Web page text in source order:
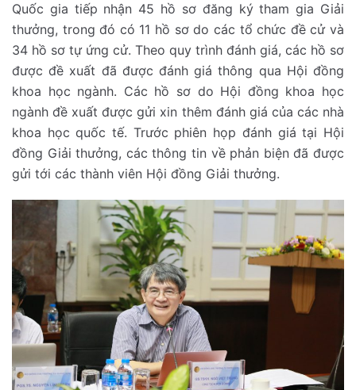
Quốc gia tiếp nhận 45 hồ sơ đăng ký tham gia Giải
thưởng, trong đó có 11 hồ sơ do các tổ chức đề cử và
34 hồ sơ tự ứng cử. Theo quy trình đánh giá, các hồ sơ
được đề xuất đã được đánh giá thông qua Hội đồng
khoa học ngành. Các hồ sơ do Hội đồng khoa học
ngành đề xuất được gửi xin thêm đánh giá của các nhà
khoa học quốc tế. Trước phiên họp đánh giá tại Hội
đồng Giải thưởng, các thông tin về phản biện đã được
gửi tới các thành viên Hội đồng Giải thưởng.